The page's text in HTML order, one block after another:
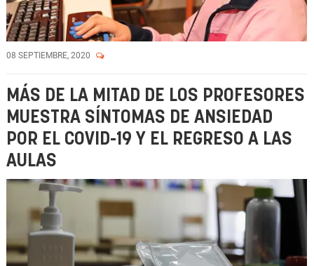
08 SEPTIEMBRE, 2020
MÁS DE LA MITAD DE LOS PROFESORES
MUESTRA SÍNTOMAS DE ANSIEDAD
POR EL COVID-19 Y EL REGRESO A LAS
AULAS